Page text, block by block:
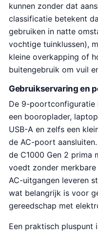
kunnen zonder dat
classificatie betekent
gebruiken in natte
vochtige tuinklussen),
kleine overkapping of
buitengebruik om vuil
Gebruikservaring en
De 9-poortconfiguratie
een booroplader,
USB-A en zelfs een
de AC-poort
de C1000 Gen 2 prima
voedt zonder merkbare
AC-uitgangen leveren
wat belangrijk is voor
gereedschap met
Een praktisch pluspunt